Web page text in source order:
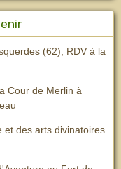
(62), RDV à la
Cour de Merlin à
et des arts divinatoires